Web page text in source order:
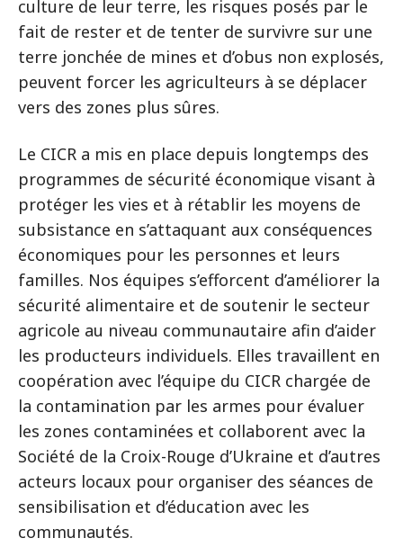
culture de leur terre, les risques posés par le
fait de rester et de tenter de survivre sur une
terre jonchée de mines et d’obus non explosés,
peuvent forcer les agriculteurs à se déplacer
vers des zones plus sûres.
Le CICR a mis en place depuis longtemps des
programmes de sécurité économique visant à
protéger les vies et à rétablir les moyens de
subsistance en s’attaquant aux conséquences
économiques pour les personnes et leurs
familles. Nos équipes s’efforcent d’améliorer la
sécurité alimentaire et de soutenir le secteur
agricole au niveau communautaire afin d’aider
les producteurs individuels. Elles travaillent en
coopération avec l’équipe du CICR chargée de
la contamination par les armes pour évaluer
les zones contaminées et collaborent avec la
Société de la Croix-Rouge d’Ukraine et d’autres
acteurs locaux pour organiser des séances de
sensibilisation et d’éducation avec les
communautés.